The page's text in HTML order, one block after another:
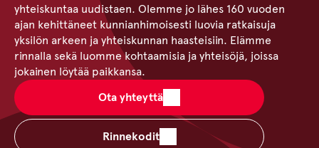
yhteiskuntaa uudistaen. Olemme jo lähes 160 vuoden
ajan kehittäneet kunnianhimoisesti luovia ratkaisuja
yksilön arkeen ja yhteiskunnan haasteisiin. Elämme
rinnalla sekä luomme kohtaamisia ja yhteisöjä, joissa
jokainen löytää paikkansa.
Ota yhteyttä
Rinnekodit